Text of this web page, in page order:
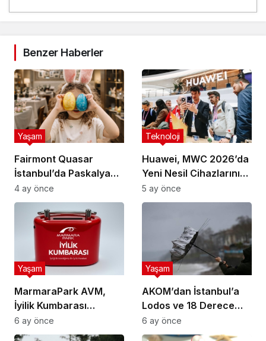
Benzer Haberler
Fairmont Quasar
İstanbul’da Paskalya
Brunch Etkinliği
Düzenlenecek
Yaşam
4 ay önce
Huawei, MWC 2026’da
Yeni Nesil Cihazlarını
Tanıttı
Teknoloji
5 ay önce
MarmaraPark AVM,
İyilik Kumbarası
Projesiyle UNICEF
Türkiye’ye Bağış
Yaşam
6 ay önce
AKOM’dan İstanbul’a
Lodos ve 18 Derece
Uyarısı
Yaşam
6 ay önce